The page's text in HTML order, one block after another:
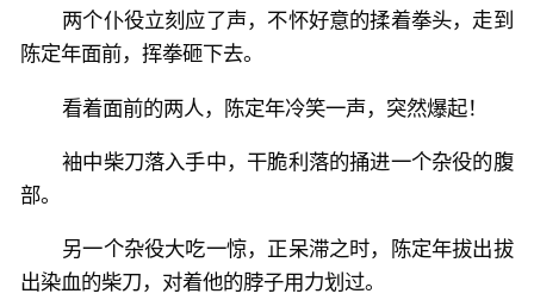
两个仆役立刻应了声，不怀好意的揉着拳头，走到
陈定年面前，挥拳砸下去。
看着面前的两人，陈定年冷笑一声，突然爆起！
袖中柴刀落入手中，干脆利落的捅进一个杂役的腹
部。
另一个杂役大吃一惊，正呆滞之时，陈定年拔出拔
出染血的柴刀，对着他的脖子用力划过。